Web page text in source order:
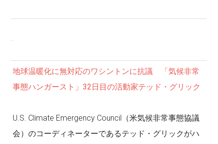
地球温暖化に無対応のワシントンに抗議 「気候非常
事態ハンガースト」32日目の活動家テッド・グリック
U.S. Climate Emergency Council（米気候非常事態協議
会）のコーディネーターであるテッド・グリックがハ